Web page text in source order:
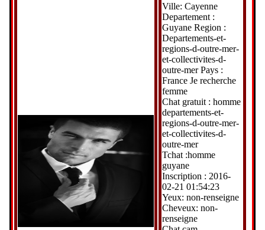
Ville: Cayenne
Departement :
Guyane Region :
Departements-et-
regions-d-outre-mer-
et-collectivites-d-
outre-mer Pays :
France Je recherche
femme
Chat gratuit : homme
departements-et-
regions-d-outre-mer-
et-collectivites-d-
outre-mer
Tchat :homme
guyane
Inscription : 2016-
02-21 01:54:23
Yeux: non-renseigne
Cheveux: non-
renseigne